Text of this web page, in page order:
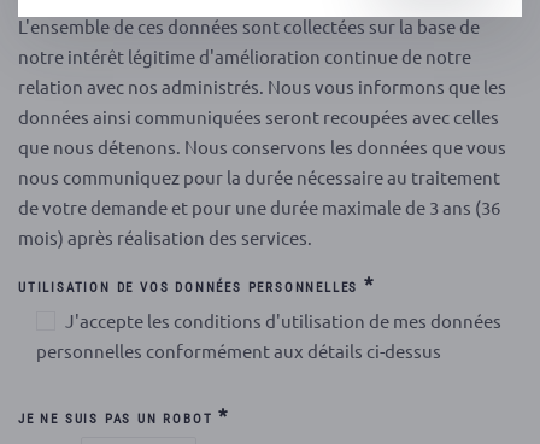
L'ensemble de ces données sont collectées sur la base de
notre intérêt légitime d'amélioration continue de notre
relation avec nos administrés. Nous vous informons que les
données ainsi communiquées seront recoupées avec celles
que nous détenons. Nous conservons les données que vous
nous communiquez pour la durée nécessaire au traitement
de votre demande et pour une durée maximale de 3 ans (36
mois) après réalisation des services.
UTILISATION DE VOS DONNÉES PERSONNELLES *
J'accepte les conditions d'utilisation de mes données
personnelles conformément aux détails ci-dessus
JE NE SUIS PAS UN ROBOT *